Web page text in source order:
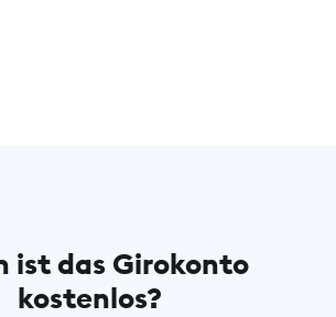
ist das Girokonto
kostenlos?